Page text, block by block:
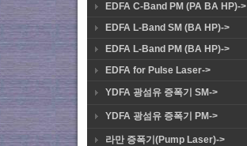
EDFA C-Band PM (PA BA HP)->
EDFA L-Band SM (BA HP)->
EDFA L-Band PM (BA HP)->
EDFA for Pulse Laser->
YDFA 광섬유 증폭기 SM->
YDFA 광섬유 증폭기 PM->
라만 증폭기(Pump Laser)->